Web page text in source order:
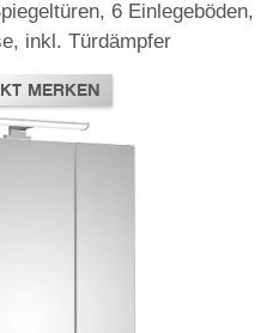
6 Einlegeböden,
inkl. Türdämpfer
MERKEN